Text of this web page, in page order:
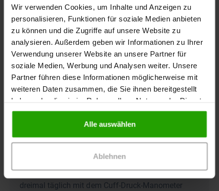
Wir verwenden Cookies, um Inhalte und Anzeigen zu
personalisieren, Funktionen für soziale Medien anbieten
zu können und die Zugriffe auf unsere Website zu
analysieren. Außerdem geben wir Informationen zu Ihrer
Verwendung unserer Website an unsere Partner für
soziale Medien, Werbung und Analysen weiter. Unsere
Partner führen diese Informationen möglicherweise mit
weiteren Daten zusammen, die Sie ihnen bereitgestellt
haben oder die sie im Rahmen Ihrer Nutzung der Dienste
gesammelt haben.
Alle auswählen
Ablehnen
starker Sekretansammlung auch öfter.
Daneben gibt es auch noch Trachealkanülen mit einem
sogenannten Cuff. Als Cuff wird die Manschette im
unteren Drittel der Kanüle bezeichnet, die mit Luft gefüllt,
um die Trachea abzudichten. Diese blockierbaren
Kanülen werden unter anderem bei langzeitbeatmeten
Menschen oder solchen mit Schluckstörungen eingesetzt.
Der Nachteil: Sie müssen regelmäßig abgesaugt werden
und benötigen einen stabilen Druck im Cuff, der 20 bis 30
cm H2O in der Regel nicht übersteigen sollte.
dreimal täglich mit dem Cuff-Druck-Manometer